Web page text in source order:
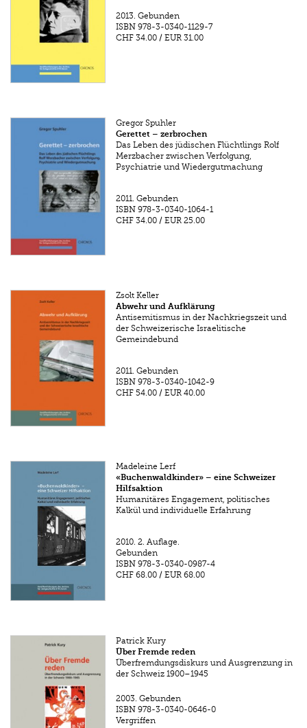
2013. Gebunden
ISBN 978-3-0340-1129-7
CHF 34.00 /EUR 31.00
Gregor Spuhler
Gerettet – zerbrochen
Das Leben des jüdischen Flüchtlings Rolf
Merzbacher zwischen Verfolgung,
Psychiatrie und Wiedergutmachung
2011. Gebunden
ISBN 978-3-0340-1064-1
CHF 34.00 /EUR 25.00
Zsolt Keller
Abwehr und Aufklärung
Antisemitismus in der Nachkriegszeit und
der Schweizerische Israelitische
Gemeindebund
2011. Gebunden
ISBN 978-3-0340-1042-9
CHF 54.00 /EUR 40.00
Madeleine Lerf
«Buchenwaldkinder» – eine Schweizer
Hilfsaktion
Humanitäres Engagement, politisches
Kalkül und individuelle Erfahrung
2010. 2. Auflage.
Gebunden
ISBN 978-3-0340-0987-4
CHF 68.00 /EUR 68.00
Patrick Kury
Über Fremde reden
Überfremdungsdiskurs und Ausgrenzung in
der Schweiz 1900–1945
2003. Gebunden
ISBN 978-3-0340-0646-0
Vergriffen